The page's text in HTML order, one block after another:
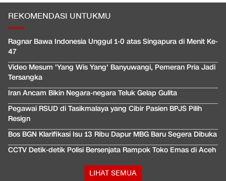
REKOMENDASI UNTUKMU
Ragnar Bawa Indonesia Unggul 1-0 atas Singapura di Menit Ke-
47
Video Mesum 'Yang Wis Yang' Banyuwangi, Pemeran Pria Jadi
Tersangka
Iran Ancam Bikin Negara-negara Teluk Gelap Gulita
Pegawai RSUD di Tasikmalaya yang Cibir Pasien BPJS Pilih
Resign
Bos BGN Klarifikasi Isu 13 Ribu Dapur MBG Baru Segera Dibuka
CCTV Detik-detik Polisi Bersenjata Rampok Toko Emas di Aceh
LIHAT SEMUA